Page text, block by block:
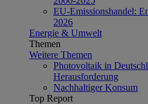
EU-Emissionshandel:
2026
Energie & Umwelt
Themen
Weitere Themen
Photovoltaik in
Herausforderung
Nachhaltiger Konsum
Top Report